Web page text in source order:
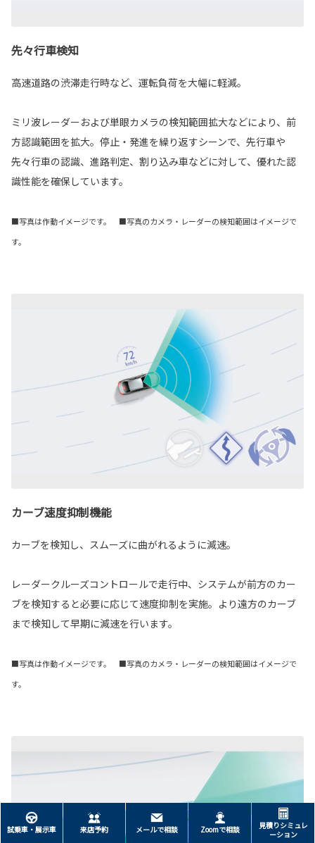
先々行車検知
高速道路の渋滞走行時など、運転負荷を大幅に軽減。
ミリ波レーダーおよび単眼カメラの検知範囲拡大などにより、前
方認識範囲を拡大。停止・発進を繰り返すシーンで、先行車や
先々行車の認識、進路判定、割り込み車などに対して、優れた認
識性能を確保しています。
■写真は作動イメージです。 ■写真のカメラ・レーダーの検知範囲はイメージで
す。
カーブ速度抑制機能
カーブを検知し、スムーズに曲がれるように減速。
レーダークルーズコントロールで走行中、システムが前方のカー
ブを検知すると必要に応じて速度抑制を実施。より遠方のカーブ
まで検知して早期に減速を行います。
■写真は作動イメージです。 ■写真のカメラ・レーダーの検知範囲はイメージで
す。
試乗車・展示車 来店予約 メールで相談 Zoomで相談
見積りシミュレ
ーション